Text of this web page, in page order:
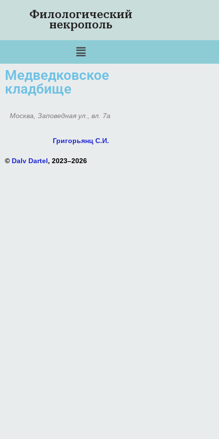
Филологический
некрополь
Медведковское
кладбище
Москва, Заповедная ул., вл. 7а
Григорьянц С.И.
© Dalv Dartel, 2023–2026